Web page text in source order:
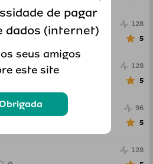
128
5
Bambas
128
5
96
5
128
de pagar
dados (internet)
seus amigos
este site